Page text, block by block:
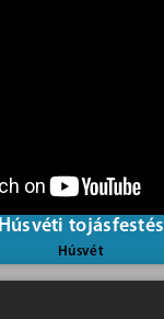
Húsvéti tojásfestés
Húsvét